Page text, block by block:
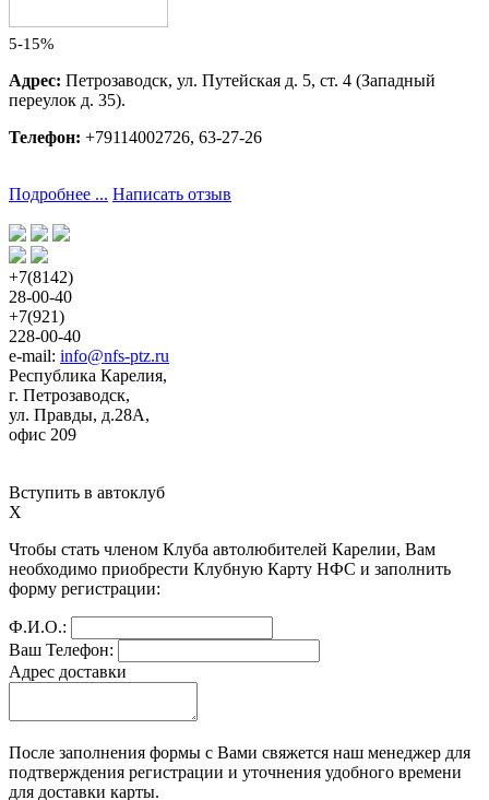
5-15%
Адрес: Петрозаводск, ул. Путейская д. 5, ст. 4 (Западный
переулок д. 35).
Телефон: +79114002726, 63-27-26
Подробнее ... Написать отзыв
+7(8142)
28-00-40
+7(921)
228-00-40
e-mail: info@nfs-ptz.ru
Республика Карелия,
г. Петрозаводск,
ул. Правды, д.28А,
офис 209
Вступить в автоклуб
X
Чтобы стать членом Клуба автолюбителей Карелии, Вам
необходимо приобрести Клубную Карту НФС и заполнить
форму регистрации:
Ф.И.О.:
Ваш Телефон:
Адрес доставки
После заполнения формы с Вами свяжется наш менеджер для
подтверждения регистрации и уточнения удобного времени
для доставки карты.